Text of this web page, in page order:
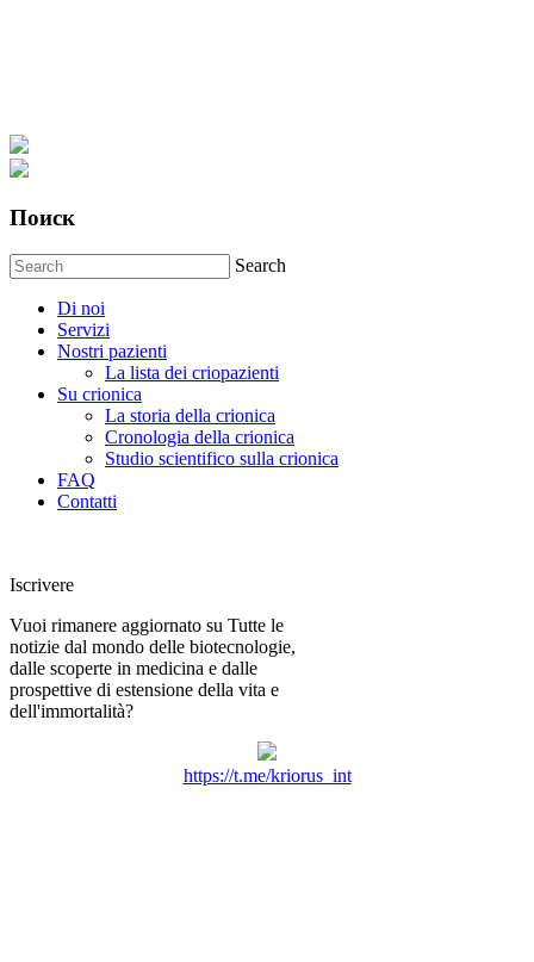
Поиск
Search
Di noi
Servizi
Nostri pazienti
La lista dei criopazienti
Su crionica
La storia della crionica
Сronologia della crionica
Studio scientifico sulla crionica
FAQ
Contatti
Iscrivere
Vuoi rimanere aggiornato su Tutte le
notizie dal mondo delle biotecnologie,
dalle scoperte in medicina e dalle
prospettive di estensione della vita e
dell'immortalità?
https://t.me/kriorus_int